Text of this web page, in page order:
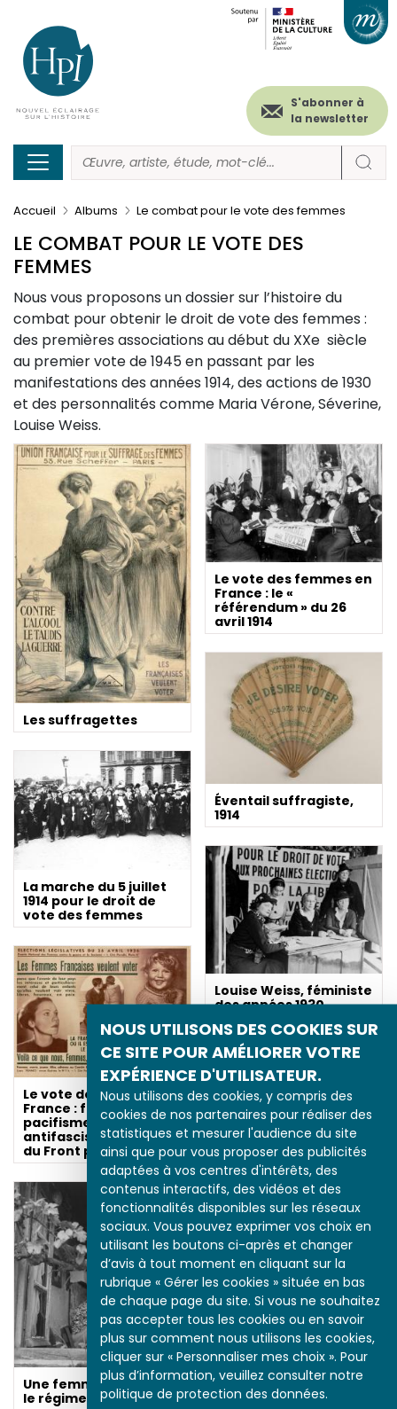
NOUS UTILISONS DES COOKIES SUR
CE SITE POUR AMÉLIORER VOTRE
EXPÉRIENCE D'UTILISATEUR.
Nous utilisons des cookies, y compris des
cookies de nos partenaires pour réaliser des
statistiques et mesurer l'audience du site
ainsi que pour vous proposer des publicités
adaptées à vos centres d'intérêts, des
contenus interactifs, des vidéos et des
fonctionnalités disponibles sur les réseaux
sociaux. Vous pouvez exprimer vos choix en
utilisant les boutons ci-après et changer
d’avis à tout moment en cliquant sur la
rubrique « Gérer les cookies » située en bas
de chaque page du site. Si vous ne souhaitez
pas accepter tous les cookies ou en savoir
plus sur comment nous utilisons les cookies,
cliquer sur « Personnaliser mes choix ». Pour
plus d’information, veuillez consulter notre
politique de protection des données.
contenu
principal
Menu
secondaire
(header)
S'abonner à
la newsletter
Accueil Albums Le combat pour le vote des femmes
LE COMBAT POUR LE VOTE DES
FEMMES
Nous vous proposons un dossier sur l’histoire du
combat pour obtenir le droit de vote des femmes :
des premières associations au début du XXe siècle
au premier vote de 1945 en passant par les
manifestations des années 1914, des actions de 1930
et des personnalités comme Maria Vérone, Séverine,
Louise Weiss.
Les suffragettes
Le vote des femmes en
France : le «
référendum » du 26
avril 1914
Éventail suffragiste,
1914
La marche du 5 juillet
1914 pour le droit de
vote des femmes
Louise Weiss, féministe
des années 1930
Le vote des femmes en
France : féminisme,
pacifisme et
antifascisme à l’heure
du Front populaire
1937 : les « actions »
féministes
Une femme maire sous
le régime de Vichy